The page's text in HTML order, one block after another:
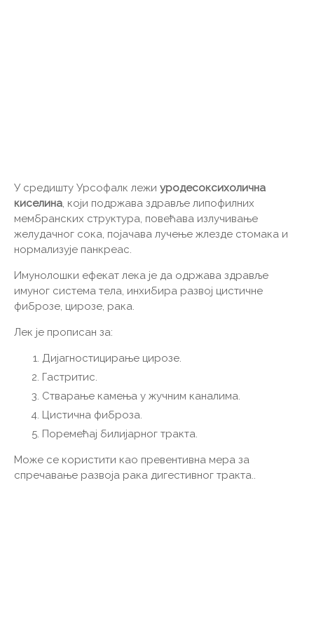
У средишту Урсофалк лежи уродесоксихолична
киселина, који подржава здравље липофилних
мембранских структура, повећава излучивање
желудачног сока, појачава лучење жлезде стомака и
нормализује панкреас.
Имунолошки ефекат лека је да одржава здравље
имуног система тела, инхибира развој цистичне
фиброзе, цирозе, рака.
Лек је прописан за:
Дијагностицирање цирозе.
Гастритис.
Стварање камења у жучним каналима.
Цистична фиброза.
Поремећај билијарног тракта.
Може се користити као превентивна мера за
спречавање развоја рака дигестивног тракта..